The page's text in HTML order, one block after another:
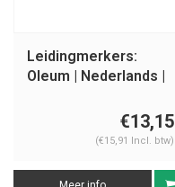
Leidingmerkers:
Oleum | Nederlands |
€13,15
(€15,91 Incl. btw)